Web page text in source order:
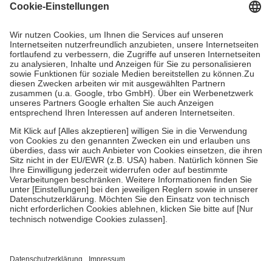
Grundsätzlich leisten Mitglieder Zuzahlungen in Höhe von zehn
höchstens zehn Euro.
Es sind jedoch nie mehr als die tatsächlichen
Kosten der Leistung zu entrichten.
Diese Regeln gelten grundsätzlich auch für Online-Apotheken.
Bei Heilmitteln und häuslicher Krankenpflege beträgt die
Zuzahlung zehn Prozent der Kosten sowie zehn Euro je
Verordnung.
Um das Engagement der Versicherten für ihre eigene Gesundheit zu
stärken und die besondere Stellung der Familie zu unterstützen,
fallenkeine Zuzahlungenan bei:
• Kindern und Jugendlichen bis zum vollendeten 18. Lebensjahr
mit Ausnahme der Fahrkosten
• Untersuchungen zur Vorsorge und Früherkennung, die von der
GKV getragen werden
• empfohlenen Schutzimpfungen
• Harn- und Blutteststreifen
getroffen, um sicherzustellen, dass es sich um echte Bewertungen